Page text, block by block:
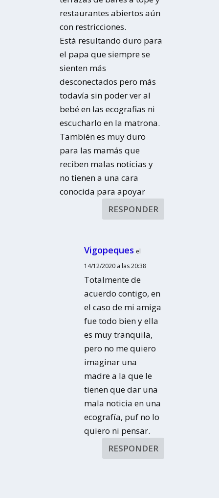
restaurantes abiertos aún
con restricciones.
Está resultando duro para
el papa que siempre se
sienten más
desconectados pero más
todavía sin poder ver al
bebé en las ecografias ni
escucharlo en la matrona.
También es muy duro
para las mamás que
reciben malas noticias y
no tienen a una cara
conocida para apoyar
RESPONDER
Vigopeques el
14/12/2020 a las 20:38
Totalmente de
acuerdo contigo, en
el caso de mi amiga
fue todo bien y ella
es muy tranquila,
pero no me quiero
imaginar una
madre a la que le
tienen que dar una
mala noticia en una
ecografía, puf no lo
quiero ni pensar.
RESPONDER